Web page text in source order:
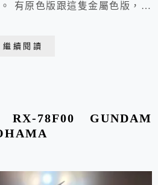
有原色版跟這隻金屬色版，前
繼續閱讀
78F00 GUNDAM